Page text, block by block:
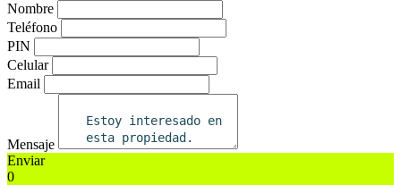
Nombre
Teléfono
PIN
Celular
Email
Mensaje
Enviar
0